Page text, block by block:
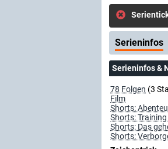
Serieninfos
Serieninfos &
78 Folgen (3
Film
Shorts:
Shorts:
Shorts: Das
Shorts: